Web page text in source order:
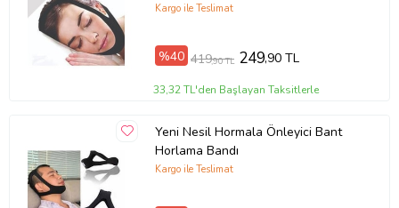
Kargo ile Teslimat
%40 419,90 TL 249,90 TL
33,32 TL'den Başlayan Taksitlerle
Yeni Nesil Hormala Önleyici Bant
Horlama Bandı
Kargo ile Teslimat